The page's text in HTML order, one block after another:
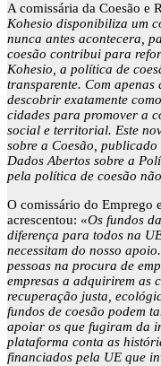
A comissária da Coesão e
Kohesio disponibiliza um
nunca antes acontecera,
coesão contribui para
Kohesio, a política de
transparente. Com
descobrir exatamente
cidades para promover a
social e territorial. Este
sobre a Coesão,
Dados Abertos sobre a
pela política de coesão
O comissário do Emprego
acrescentou: «Os fundos
diferença para todos na
necessitam do nosso
pessoas na procura de
empresas a adquirirem as
recuperação justa,
fundos de coesão podem
apoiar os que fugiram da
plataforma conta as
financiados pela UE que